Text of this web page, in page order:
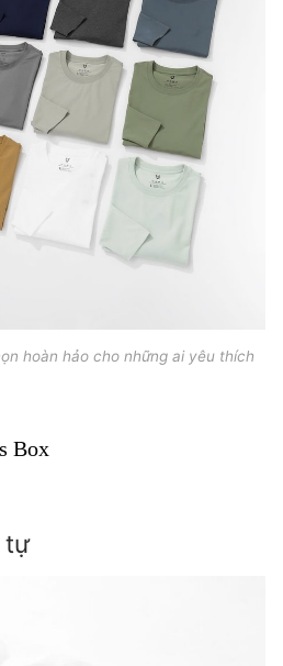
hoàn hảo cho những ai yêu thích
Box
tự